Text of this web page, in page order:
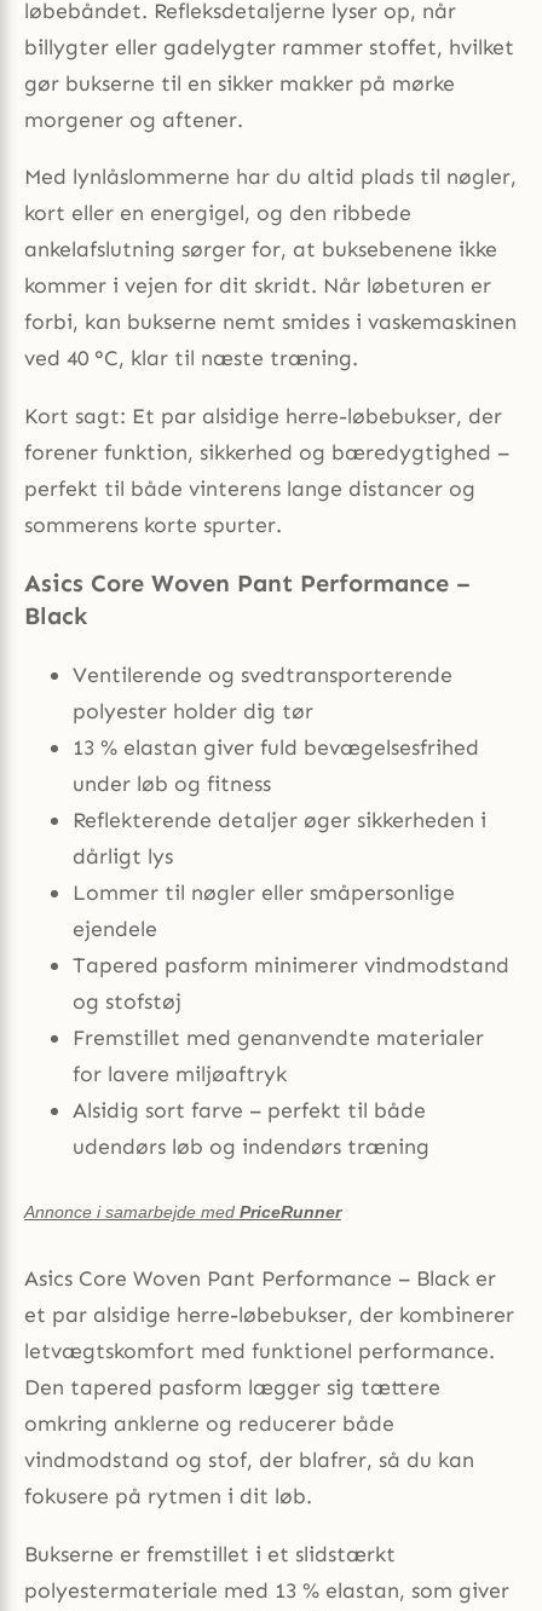
løbebåndet. Refleksdetaljerne lyser op, når
billygter eller gadelygter rammer stoffet, hvilket
gør bukserne til en sikker makker på mørke
morgener og aftener.
Med lynlåslommerne har du altid plads til nøgler,
kort eller en energigel, og den ribbede
ankelafslutning sørger for, at buksebenene ikke
kommer i vejen for dit skridt. Når løbeturen er
forbi, kan bukserne nemt smides i vaskemaskinen
ved 40 °C, klar til næste træning.
Kort sagt: Et par alsidige herre-løbebukser, der
forener funktion, sikkerhed og bæredygtighed –
perfekt til både vinterens lange distancer og
sommerens korte spurter.
Asics Core Woven Pant Performance –
Black
Ventilerende og svedtransporterende
polyester holder dig tør
13 % elastan giver fuld bevægelsesfrihed
under løb og fitness
Reflekterende detaljer øger sikkerheden i
dårligt lys
Lommer til nøgler eller småpersonlige
ejendele
Tapered pasform minimerer vindmodstand
og stofstøj
Fremstillet med genanvendte materialer
for lavere miljøaftryk
Alsidig sort farve – perfekt til både
udendørs løb og indendørs træning
Annonce i samarbejde med PriceRunner
Asics Core Woven Pant Performance – Black er
et par alsidige herre-løbebukser, der kombinerer
letvægtskomfort med funktionel performance.
Den tapered pasform lægger sig tættere
omkring anklerne og reducerer både
vindmodstand og stof, der blafrer, så du kan
fokusere på rytmen i dit løb.
Bukserne er fremstillet i et slidstærkt
polyestermateriale med 13 % elastan, som giver